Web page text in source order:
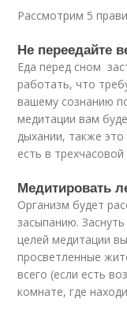
Рассмотрим 5
Не переедайте
Еда перед сном
работать, что
вашему сознанию
медитации вам
дыхании, также
есть в
Медитировать
Организм будет
засыпанию.
целей медитации
просветленные
всего (если есть
комнате, где